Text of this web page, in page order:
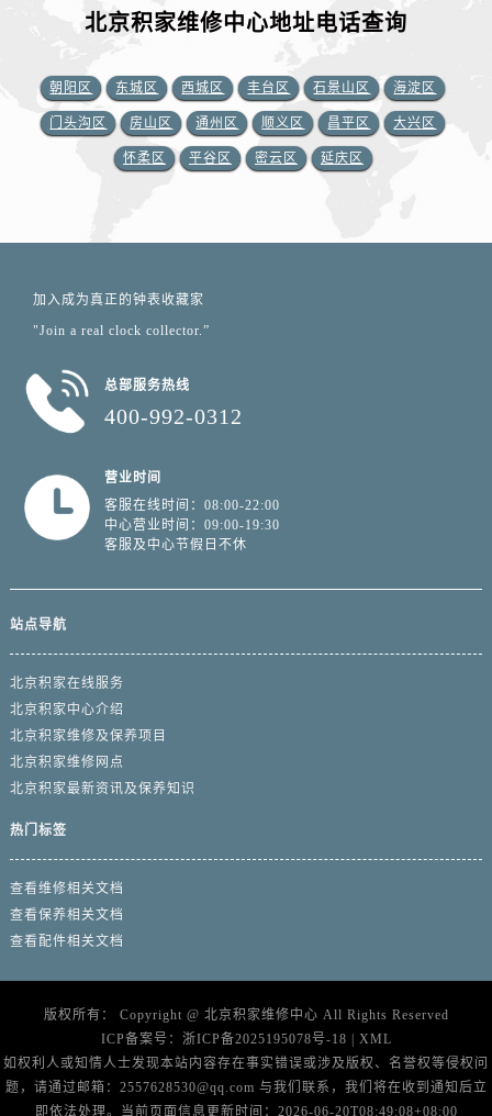
北京积家维修中心地址电话查询
朝阳区 东城区 西城区 丰台区 石景山区 海淀区
门头沟区 房山区 通州区 顺义区 昌平区 大兴区
怀柔区 平谷区 密云区 延庆区
加入成为真正的钟表收藏家
"Join a real clock collector.”
总部服务热线
400-992-0312
营业时间
客服在线时间：08:00-22:00
中心营业时间：09:00-19:30
客服及中心节假日不休
站点导航
北京积家在线服务
北京积家中心介绍
北京积家维修及保养项目
北京积家维修网点
北京积家最新资讯及保养知识
热门标签
查看维修相关文档
查看保养相关文档
查看配件相关文档
版权所有： Copyright @ 北京积家维修中心 All Rights Reserved
ICP备案号： 浙ICP备2025195078号-18
XML
如权利人或知情人士发现本站内容存在事实错误或涉及版权、名誉权等侵权问
题，请通过邮箱：2557628530@qq.com 与我们联系，我们将在收到通知后立
即依法处理。当前页面信息更新时间：2026-06-20T08:49:08+08:00